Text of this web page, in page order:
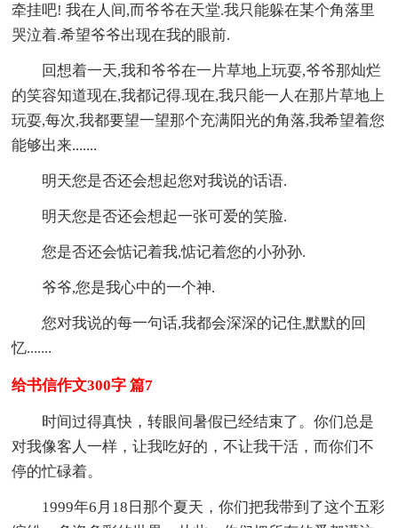
牵挂吧! 我在人间,而爷爷在天堂.我只能躲在某个角落里
哭泣着.希望爷爷出现在我的眼前.
回想着一天,我和爷爷在一片草地上玩耍,爷爷那灿烂
的笑容知道现在,我都记得.现在,我只能一人在那片草地上
玩耍,每次,我都要望一望那个充满阳光的角落,我希望着您
能够出来.......
明天您是否还会想起您对我说的话语.
明天您是否还会想起一张可爱的笑脸.
您是否还会惦记着我,惦记着您的小孙孙.
爷爷,您是我心中的一个神.
您对我说的每一句话,我都会深深的记住,默默的回
忆.......
给书信作文300字 篇7
时间过得真快，转眼间暑假已经结束了。你们总是
对我像客人一样，让我吃好的，不让我干活，而你们不
停的忙碌着。
1999年6月18日那个夏天，你们把我带到了这个五彩